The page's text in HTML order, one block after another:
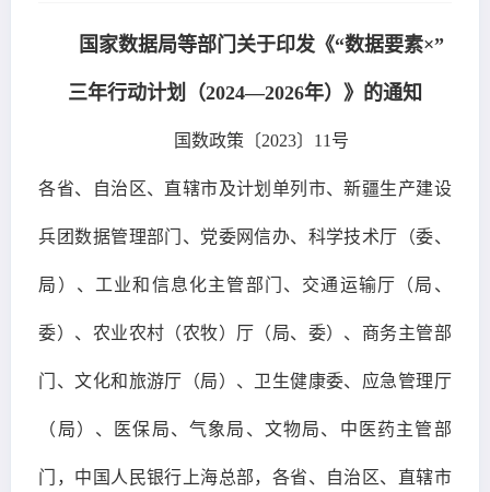
国家数据局等部门关于印发《“数据要素×”
三年行动计划（2024—2026年）》的通知
国数政策〔2023〕11号
各省、自治区、直辖市及计划单列市、新疆生产建设
兵团数据管理部门、党委网信办、科学技术厅（委、
局）、工业和信息化主管部门、交通运输厅（局、
委）、农业农村（农牧）厅（局、委）、商务主管部
门、文化和旅游厅（局）、卫生健康委、应急管理厅
（局）、医保局、气象局、文物局、中医药主管部
门，中国人民银行上海总部，各省、自治区、直辖市